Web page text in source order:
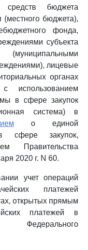
средств бюджета
(местного бюджета),
фонда,
субъекта
лицевые
органах
с использованием
в сфере закупок
система) в
о единой
сфере закупок,
Правительства
2020 г. N 60.
учет операций
платежей
открытых прямым
платежей в
Федерального